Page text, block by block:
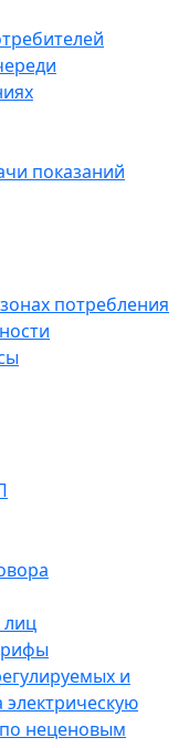
показаний
потребления
лиц
и
неценовым